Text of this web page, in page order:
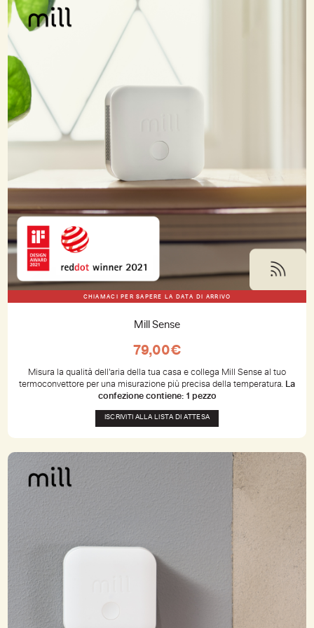
CHIAMACI PER SAPERE LA DATA DI ARRIVO
Mill Sense
79,00€
Misura la qualità dell'aria della tua casa e collega Mill Sense al tuo
termoconvettore per una misurazione più precisa della temperatura. La
confezione contiene: 1 pezzo
ISCRIVITI ALLA LISTA DI ATTESA